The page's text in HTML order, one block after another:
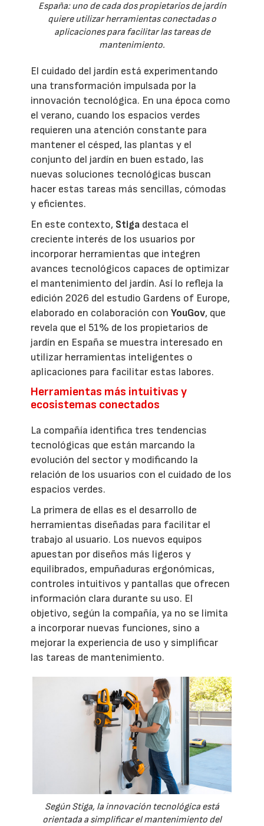
España: uno de cada dos propietarios de jardín
quiere utilizar herramientas conectadas o
aplicaciones para facilitar las tareas de
mantenimiento.
El cuidado del jardín está experimentando
una transformación impulsada por la
innovación tecnológica. En una época como
el verano, cuando los espacios verdes
requieren una atención constante para
mantener el césped, las plantas y el
conjunto del jardín en buen estado, las
nuevas soluciones tecnológicas buscan
hacer estas tareas más sencillas, cómodas
y eficientes.
En este contexto, Stiga destaca el
creciente interés de los usuarios por
incorporar herramientas que integren
avances tecnológicos capaces de optimizar
el mantenimiento del jardín. Así lo refleja la
edición 2026 del estudio Gardens of Europe,
elaborado en colaboración conYouGov, que
revela que el 51% de los propietarios de
jardín en España se muestra interesado en
utilizar herramientas inteligentes o
aplicaciones para facilitar estas labores.
Herramientas más intuitivas y
ecosistemas conectados
La compañía identifica tres tendencias
tecnológicas que están marcando la
evolución del sector y modificando la
relación de los usuarios con el cuidado de los
espacios verdes.
La primera de ellas es el desarrollo de
herramientas diseñadas para facilitar el
trabajo al usuario. Los nuevos equipos
apuestan por diseños más ligeros y
equilibrados, empuñaduras ergonómicas,
controles intuitivos y pantallas que ofrecen
información clara durante su uso. El
objetivo, según la compañía, ya no se limita
a incorporar nuevas funciones, sino a
mejorar la experiencia de uso y simplificar
las tareas de mantenimiento.
Según Stiga, la innovación tecnológica está
orientada a simplificar el mantenimiento del